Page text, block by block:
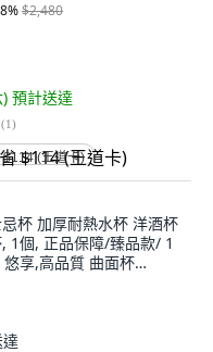
8%$2,480
預計送達
(1)
$114 (王道卡)
杯 加厚耐熱水杯 洋酒杯
1個, 正品保障/臻品款/ 1
享,高品質 曲面杯